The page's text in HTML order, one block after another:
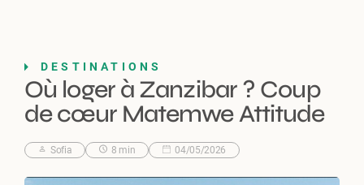
DESTINATIONS
Où loger à Zanzibar ? Coup
de cœur Matemwe Attitude
Sofia 8 min 04/05/2026